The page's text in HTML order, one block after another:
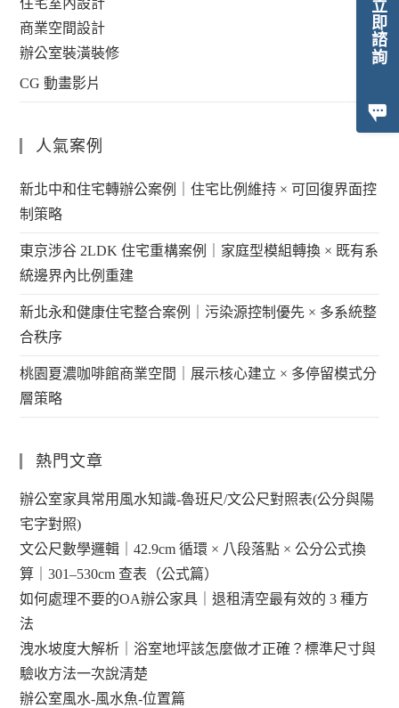
立即諮詢
住宅室內設計
商業空間設計
辦公室裝潢裝修
CG 動畫影片
人氣案例
新北中和住宅轉辦公案例｜住宅比例維持 × 可回復界面控
制策略
東京涉谷 2LDK 住宅重構案例｜家庭型模組轉換 × 既有系
統邊界內比例重建
新北永和健康住宅整合案例｜污染源控制優先 × 多系統整
合秩序
桃園夏濃咖啡館商業空間｜展示核心建立 × 多停留模式分
層策略
熱門文章
辦公室家具常用風水知識-魯班尺/文公尺對照表(公分與陽
宅字對照)
文公尺數學邏輯｜42.9cm 循環 × 八段落點 × 公分公式換
算｜301–530cm 查表（公式篇）
如何處理不要的OA辦公家具｜退租清空最有效的 3 種方
法
洩水坡度大解析｜浴室地坪該怎麼做才正確？標準尺寸與
驗收方法一次說清楚
辦公室風水-風水魚-位置篇